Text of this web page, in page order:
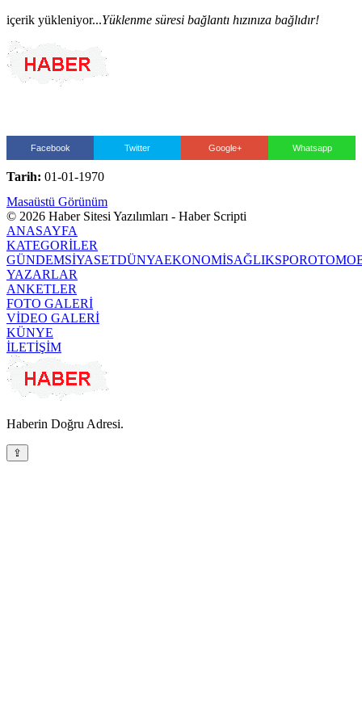
içerik yükleniyor...Yüklenme süresi bağlantı hızınıza bağlıdır!
Facebook Twitter Google+ Whatsapp
Tarih: 01-01-1970
Masaüstü Görünüm
© 2026 Haber Sitesi Yazılımları - Haber Scripti
ANASAYFA
KATEGORİLER
GÜNDEMSİYASETDÜNYAEKONOMİSAĞLIKSPOR
YAZARLAR
ANKETLER
FOTO GALERİ
VİDEO GALERİ
KÜNYE
İLETİŞİM
Haberin Doğru Adresi.
⇪